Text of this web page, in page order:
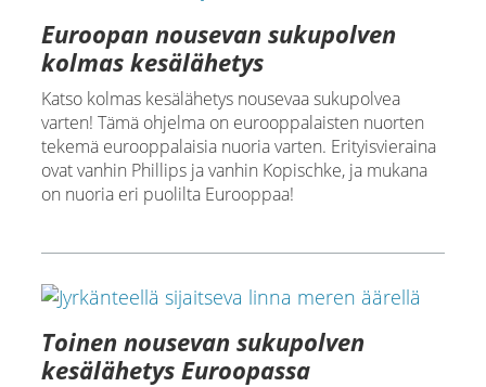
Euroopan nousevan sukupolven
kolmas kesälähetys
Katso kolmas kesälähetys nousevaa sukupolvea
varten! Tämä ohjelma on eurooppalaisten nuorten
tekemä eurooppalaisia nuoria varten. Erityisvieraina
ovat vanhin Phillips ja vanhin Kopischke, ja mukana
on nuoria eri puolilta Eurooppaa!
Toinen nousevan sukupolven
kesälähetys Euroopassa